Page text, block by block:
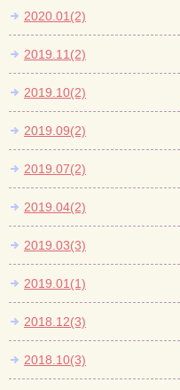
2020.01(2)
2019.11(2)
2019.10(2)
2019.09(2)
2019.07(2)
2019.04(2)
2019.03(3)
2019.01(1)
2018.12(3)
2018.10(3)